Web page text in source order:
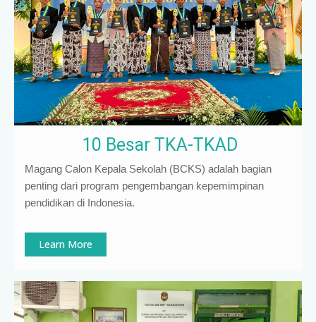
10 Besar TKA-TKAD
Magang Calon Kepala Sekolah (BCKS) adalah bagian
penting dari program pengembangan kepemimpinan
pendidikan di Indonesia.
Learn More